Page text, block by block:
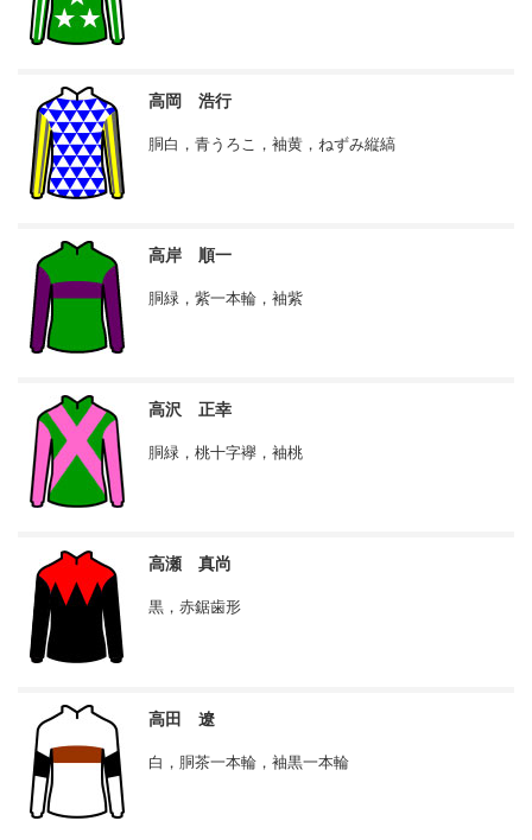
高岡 浩行
胴白，青うろこ，袖黄，ねずみ縦縞
高岸 順一
胴緑，紫一本輪，袖紫
高沢 正幸
胴緑，桃十字襷，袖桃
高瀬 真尚
黒，赤鋸歯形
高田 遼
白，胴茶一本輪，袖黒一本輪